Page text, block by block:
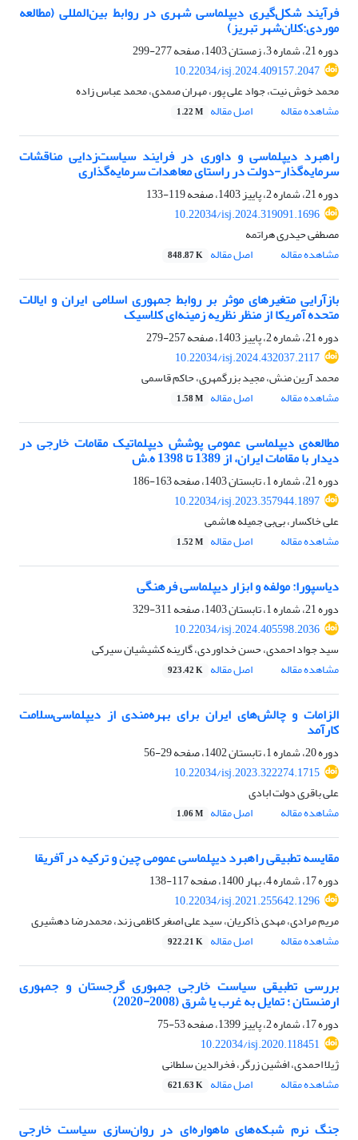
فرآیند شکل‌گیری دیپلماسی شهری در روابط بین‌المللی (مطالعه
موردی:کلان‌شهر تبریز)
دوره 21، شماره 3، زمستان 1403، صفحه
277-299
10.22034/isj.2024.409157.2047
محمد خوش نیت، جواد علی پور، مهران صمدی، محمد عباس زاده
مشاهده مقاله
اصل مقاله 1.22 M
راهبرد دیپلماسی و داوری در فرایند سیاست‌زدایی مناقشات
سرمایه‌گذار-دولت در راستای معاهدات سرمایه‌گذاری
دوره 21، شماره 2، پاییز 1403، صفحه
119-133
10.22034/isj.2024.319091.1696
مصطفی حیدری هراتمه
مشاهده مقاله
اصل مقاله 848.87 K
بازآرایی متغیرهای موثر بر روابط جمهوری اسلامی ایران و ایالات
متحده آمریکا از منظر نظریه زمینه‌ای کلاسیک
دوره 21، شماره 2، پاییز 1403، صفحه
257-279
10.22034/isj.2024.432037.2117
محمد آرین منش، مجید بزرگمهری، حاکم قاسمی
مشاهده مقاله
اصل مقاله 1.58 M
مطالعه‌ی دیپلماسی عمومی پوشش دیپلماتیک مقامات خارجی در
دیدار با مقامات ایران، از 1389 تا 1398 ه.ش
دوره 21، شماره 1، تابستان 1403، صفحه
163-186
10.22034/isj.2023.357944.1897
علی خاکسار، بی‌بی جمیله هاشمی
مشاهده مقاله
اصل مقاله 1.52 M
دیاسپورا: مولفه و ابزار دیپلماسی فرهنگی
دوره 21، شماره 1، تابستان 1403، صفحه
311-329
10.22034/isj.2024.405598.2036
سید جواد احمدی، حسن خداوردی، گارینه کشیشیان سیرکی
مشاهده مقاله
اصل مقاله 923.42 K
الزامات و چالش‌های ایران برای بهره‌مندی از دیپلماسی‌سلامت
کارآمد
دوره 20، شماره 1، تابستان 1402، صفحه
29-56
10.22034/isj.2023.322274.1715
علی باقری دولت ابادی
مشاهده مقاله
اصل مقاله 1.06 M
مقایسه تطبیقی راهبرد دیپلماسی عمومی چین و ترکیه در آفریقا
دوره 17، شماره 4، بهار 1400، صفحه
117-138
10.22034/isj.2021.255642.1296
مریم مرادی، مهدی ذاکریان، سید علی اصغر کاظمی زند، محمدرضا دهشیری
مشاهده مقاله
اصل مقاله 922.21 K
بررسی تطبیقی سیاست خارجی جمهوری گرجستان و جمهوری
ارمنستان ؛ تمایل به غرب یا شرق (2008-2020)
دوره 17، شماره 2، پاییز 1399، صفحه
53-75
10.22034/isj.2020.118451
ژیلا احمدی، افشین زرگر، فخرالدین سلطانی
مشاهده مقاله
اصل مقاله 621.63 K
جنگ نرم شبکه‌های ماهواره‌ای در روان‌سازی سیاست خارجی